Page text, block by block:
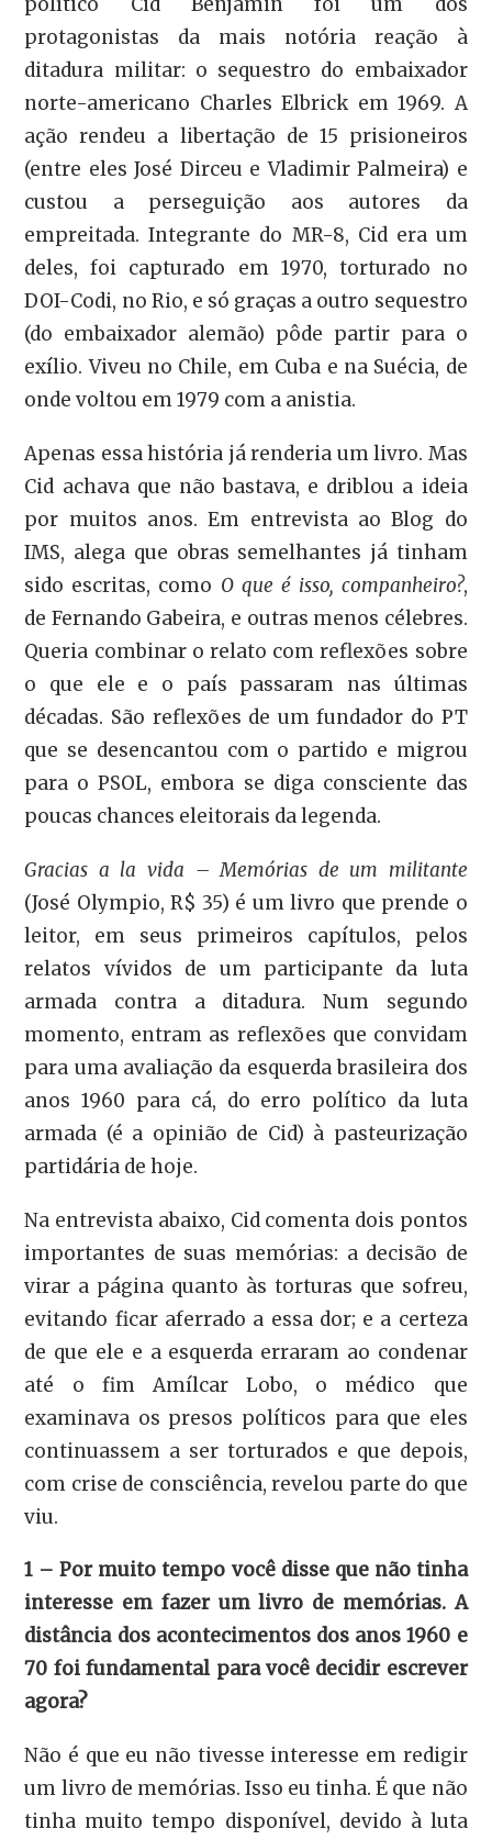
político Cid Benjamin foi um dos
protagonistas da mais notória reação à
ditadura militar: o sequestro do embaixador
norte-americano Charles Elbrick em 1969. A
ação rendeu a libertação de 15 prisioneiros
(entre eles José Dirceu e Vladimir Palmeira) e
custou a perseguição aos autores da
empreitada. Integrante do MR-8, Cid era um
deles, foi capturado em 1970, torturado no
DOI-Codi, no Rio, e só graças a outro sequestro
(do embaixador alemão) pôde partir para o
exílio. Viveu no Chile, em Cuba e na Suécia, de
onde voltou em 1979 com a anistia.
Apenas essa história já renderia um livro. Mas
Cid achava que não bastava, e driblou a ideia
por muitos anos. Em entrevista ao Blog do
IMS, alega que obras semelhantes já tinham
sido escritas, como O que é isso, companheiro?,
de Fernando Gabeira, e outras menos célebres.
Queria combinar o relato com reflexões sobre
o que ele e o país passaram nas últimas
décadas. São reflexões de um fundador do PT
que se desencantou com o partido e migrou
para o PSOL, embora se diga consciente das
poucas chances eleitorais da legenda.
Gracias a la vida – Memórias de um militante
(José Olympio, R$ 35) é um livro que prende o
leitor, em seus primeiros capítulos, pelos
relatos vívidos de um participante da luta
armada contra a ditadura. Num segundo
momento, entram as reflexões que convidam
para uma avaliação da esquerda brasileira dos
anos 1960 para cá, do erro político da luta
armada (é a opinião de Cid) à pasteurização
partidária de hoje.
Na entrevista abaixo, Cid comenta dois pontos
importantes de suas memórias: a decisão de
virar a página quanto às torturas que sofreu,
evitando ficar aferrado a essa dor; e a certeza
de que ele e a esquerda erraram ao condenar
até o fim Amílcar Lobo, o médico que
examinava os presos políticos para que eles
continuassem a ser torturados e que depois,
com crise de consciência, revelou parte do que
viu.
1 – Por muito tempo você disse que não tinha
interesse em fazer um livro de memórias. A
distância dos acontecimentos dos anos 1960 e
70 foi fundamental para você decidir escrever
agora?
Não é que eu não tivesse interesse em redigir
um livro de memórias. Isso eu tinha. É que não
tinha muito tempo disponível, devido à luta